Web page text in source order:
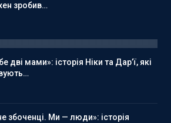
зробив…
дві мами»: історія Ніки та Дар’ї, які
збоченці. Ми — люди»: історія